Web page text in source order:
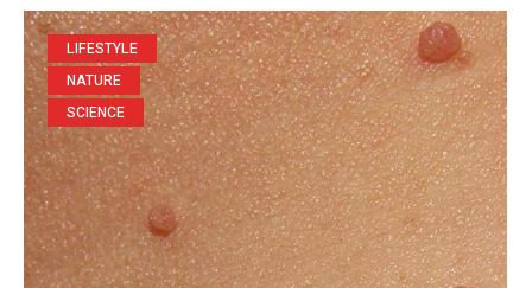
LIFESTYLE
NATURE
SCIENCE